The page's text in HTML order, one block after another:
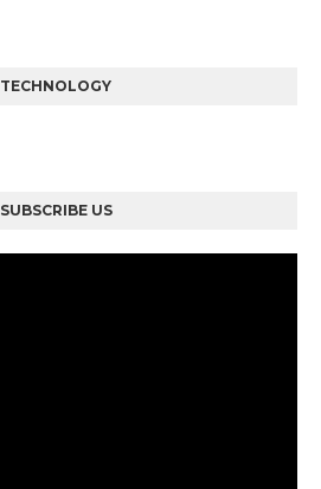
TECHNOLOGY
SUBSCRIBE US